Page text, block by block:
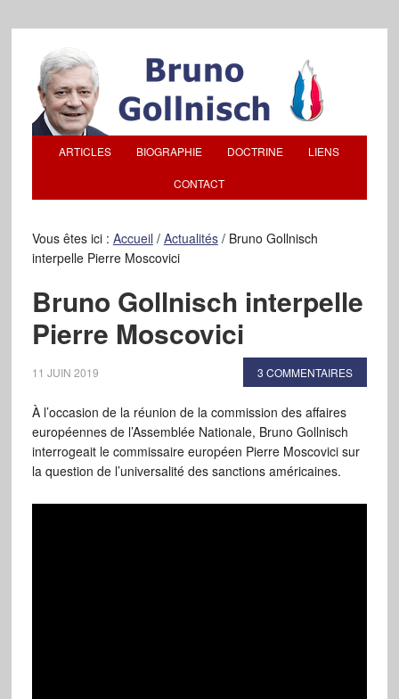
ARTICLES BIOGRAPHIE DOCTRINE LIENS
CONTACT
Vous êtes ici : Accueil / Actualités /Bruno Gollnisch
interpelle Pierre Moscovici
Bruno Gollnisch interpelle
Pierre Moscovici
11 JUIN 2019 3 COMMENTAIRES
À l’occasion de la réunion de la commission des affaires
européennes de l’Assemblée Nationale, Bruno Gollnisch
interrogeait le commissaire européen Pierre Moscovici sur
la question de l’universalité des sanctions américaines.